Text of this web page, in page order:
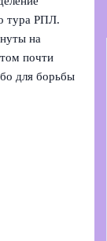
тура РПЛ.
на
почти
для борьбы